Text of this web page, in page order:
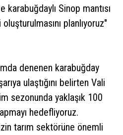
karabuğdaylı Sinop mantısı
planlıyoruz"
denenen karabuğday
ulaştığını belirten Vali
sezonunda yaklaşık 100
hedefliyoruz.
tarım sektörüne önemli